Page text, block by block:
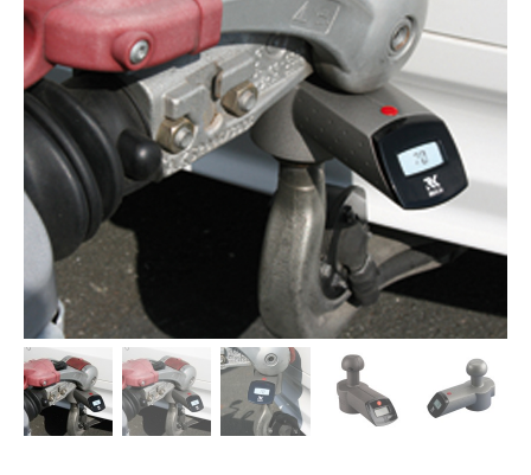
下载
使用指南
联系我们